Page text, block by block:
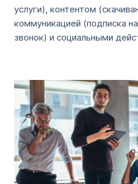
услуги), контентом
коммуникацией (подписка
звонок) и социальными